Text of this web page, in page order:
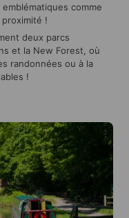
comme
!
deux parcs
et la New Forest, où
randonnées ou à la
!